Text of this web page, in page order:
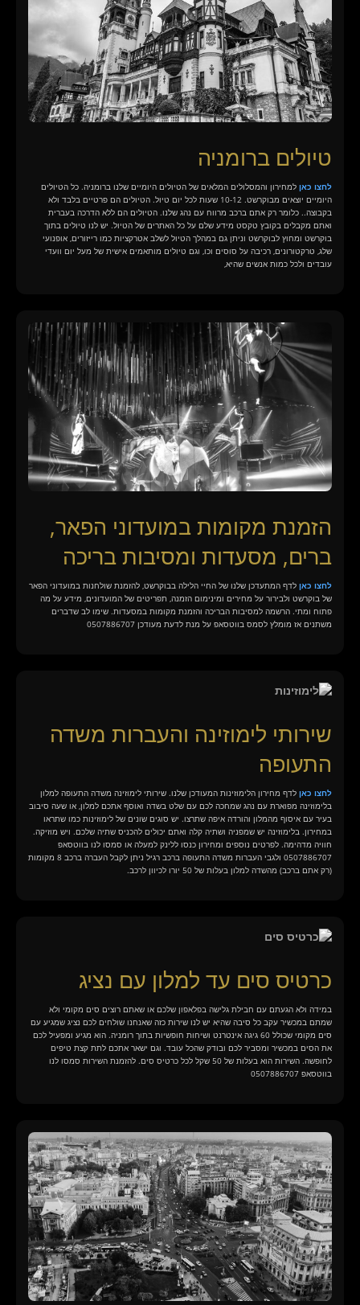
טיולים ברומניה
לחצו כאן למחירון והמסלולים המלאים של הטיולים היומיים שלנו ברומניה. כל הטיולים
היומיים יוצאים מבוקרשט. 10-12 שעות לכל יום טיול. הטיולים הם פרטיים בלבד ולא
בקבוצה.. כלומר רק אתם ברכב מרווח עם נהג שלנו. הטיולים הם ללא הדרכה בעברית
ואתם מקבלים בקובץ טקסט מידע שלם על כל האתרים של הטיול. יש לנו טיולים בתוך
בוקרשט ומחוץ לבוקרשט וניתן גם במהלך הטיול לשלב אטרקציות כמו רייזורים, אופנועי
שלג, טרקטורונים, רכיבה על סוסים וכו, וגם טיולים מותאמים אישית של מעל יום וועדי
עובדים ולכל כמות אנשים שהיא,
הזמנת מקומות במועדוני הפאר,
ברים, מסעדות ומסיבות בריכה
לחצו כאן לדף המתעדכן שלנו של החיי הלילה בבוקרשט, להזמנת שולחנות במועדוני הפאר
של בוקרשט ולבירור על מחירים ומינימום הזמנה, תפריטים של המועדונים, מידע על מה
פתוח ומתי. הרשמה למסיבות הבריכה והזמנת מקומות במסעדות. שימו לב שדברים
משתנים אז מומלץ לסמס בווטסאפ על מנת לדעת מעודכן 0507886707
שירותי לימוזינה והעברות משדה
התעופה
לחצו כאן לדף מחירון הלימוזינות המעודכן שלנו. שירותי לימוזינה משדה התעופה למלון
בלימוזינה מפוארת עם נהג שמחכה לכם עם שלט בשדה ואוסף אתכם למלון, או שעה סיבוב
בעיר עם איסוף מהמלון והורדה איפה שתרצו. יש סוגים שונים של לימוזינות כמו שתראו
במחירון. בלימוזינה יש שמפניה ושתיה קלה ואתם יכולים להכניס שתיה שלכם. ויש מוזיקה.
חוויה מדהימה. לפרטים נוספים ומחירון כנסו ללינק למעלה או סמסו לנו בווטסאפ
0507886707 ולגבי העברות משדה התעופה ברכב רגיל ניתן לקבל העברה ברכב 8 מקומות
(רק אתם ברכב) מהשדה למלון בעלות של 50 יורו לכיוון לרכב.
כרטיס סים עד למלון עם נציג
במידה ולא הגעתם עם חבילת גלישה בפלאפון שלכם או שאתם רוצים סים מקומי ולא
שמתם במכשיר עקב כל סיבה שהיא יש לנו שירות כזה שאנחנו שולחים לכם נציג שמגיע עם
סים מקומי שכולל 60 גיגה אינטרנט ושיחות חופשיות בתוך רומניה. הוא מגיע ומפעיל לכם
את הסים במכשיר ומסביר לכם ובודק שהכל עובד. וגם ישאר אתכם לתת קצת טיפים
לחופשה. השירות הוא בעלות של 50 שקל לכל כרטיס סים. להזמנת השירות סמסו לנו
בווטסאפ 0507886707